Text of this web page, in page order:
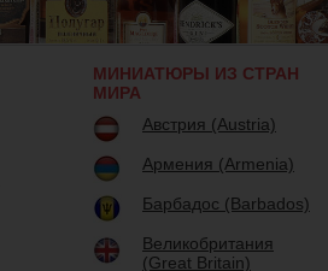
МИНИАТЮРЫ ИЗ СТРАН
МИРА
Австрия (Austria)
Армения (Armenia)
Барбадос (Barbados)
Великобритания
(Great Britain)